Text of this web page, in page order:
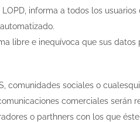
informa a todos los
libre e inequívoca que sus datos
comunidades sociales o
comerciales serán
o parthners con los que